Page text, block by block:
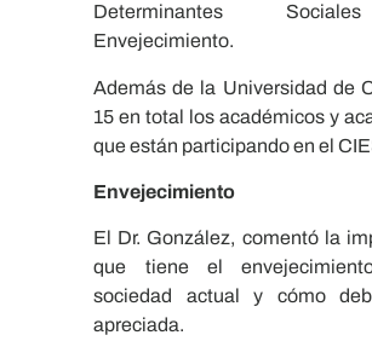
Determinantes
Envejecimiento.
Además de la Universidad de
15 en total los académicos y
que están participando en el
Envejecimiento
El Dr. González, comentó la
que tiene el
sociedad actual y cómo
apreciada.